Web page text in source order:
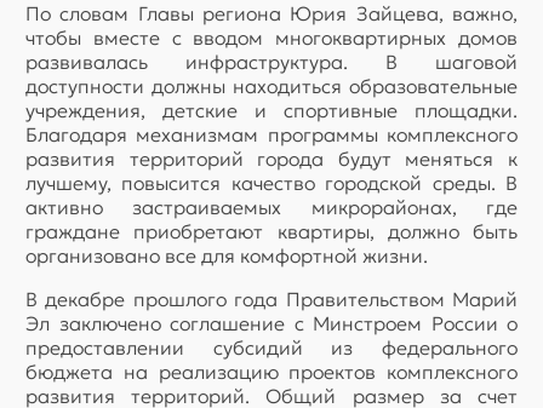
По словам Главы региона Юрия Зайцева, важно,
чтобы вместе с вводом многоквартирных домов
развивалась инфраструктура. В шаговой
доступности должны находиться образовательные
учреждения, детские и спортивные площадки.
Благодаря механизмам программы комплексного
развития территорий города будут меняться к
лучшему, повысится качество городской среды. В
активно застраиваемых микрорайонах, где
граждане приобретают квартиры, должно быть
организовано все для комфортной жизни.
В декабре прошлого года Правительством Марий
Эл заключено соглашение с Минстроем России о
предоставлении субсидий из федерального
бюджета на реализацию проектов комплексного
развития территорий. Общий размер за счет